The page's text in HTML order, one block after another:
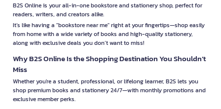
B2S Online is your all-in-one bookstore and stationery shop, perfect for
readers, writers, and creators alike.
It’s like having a "bookstore near me" right at your fingertips—shop easily
from home with a wide variety of books and high-quality stationery,
along with exclusive deals you don’t want to miss!
Why B2S Online Is the Shopping Destination You Shouldn’t
Miss
Whether you're a student, professional, or lifelong learner, B2S lets you
shop premium books and stationery 24/7—with monthly promotions and
exclusive member perks.